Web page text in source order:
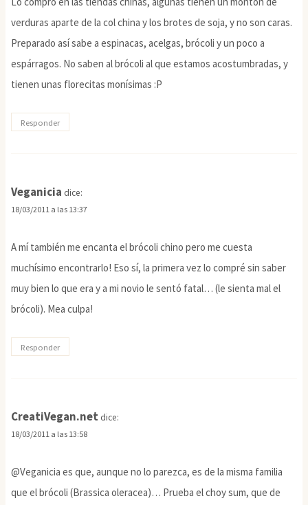
verduras aparte de la col china y los brotes de soja, y no son caras.
Preparado así sabe a espinacas, acelgas, brócoli y un poco a
espárragos. No saben al brócoli al que estamos acostumbradas, y
tienen unas florecitas monísimas :P
Responder
Veganicia dice:
18/03/2011 a las 13:37
A mí también me encanta el brócoli chino pero me cuesta
muchísimo encontrarlo! Eso sí, la primera vez lo compré sin saber
muy bien lo que era y a mi novio le sentó fatal… (le sienta mal el
brócoli). Mea culpa!
Responder
CreatiVegan.net dice:
18/03/2011 a las 13:58
@Veganicia es que, aunque no lo parezca, es de la misma familia
que el brócoli (Brassica oleracea)… Prueba el choy sum, que de